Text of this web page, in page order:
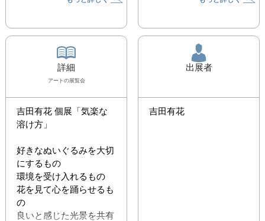
詳細
アート の展覧会
吉田有花 個展「気楽な
溶け方」
好きなぬいぐるみを大切
にするもの
環境を受け入れるもの
花を見て心を踊らせるも
の
良いと感じた光景を共有
出展者
吉田有花